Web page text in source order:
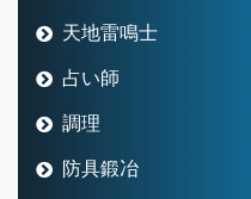
天地雷鳴士
占い師
調理
防具鍛冶